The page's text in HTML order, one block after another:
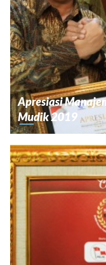
Apresiasi
Mudik 2019